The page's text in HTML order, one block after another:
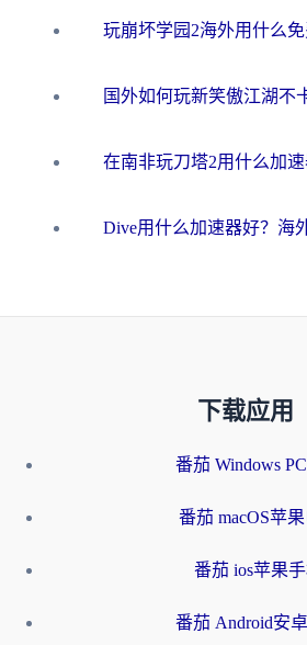
下载应用
番茄 Windows
番茄 macOS苹
番茄 ios苹果
番茄 Android安